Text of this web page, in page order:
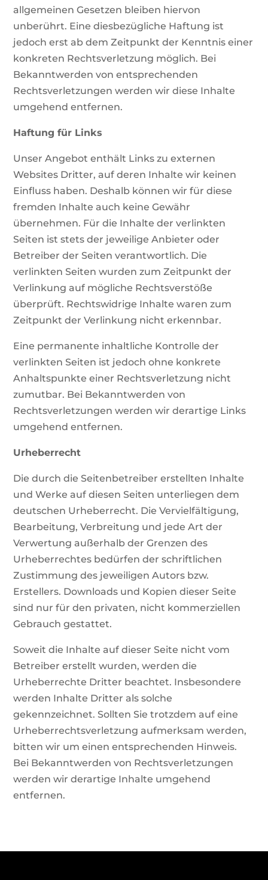
allgemeinen Gesetzen bleiben hiervon
unberührt. Eine diesbezügliche Haftung ist
jedoch erst ab dem Zeitpunkt der Kenntnis einer
konkreten Rechtsverletzung möglich. Bei
Bekanntwerden von entsprechenden
Rechtsverletzungen werden wir diese Inhalte
umgehend entfernen.
Haftung für Links
Unser Angebot enthält Links zu externen
Websites Dritter, auf deren Inhalte wir keinen
Einfluss haben. Deshalb können wir für diese
fremden Inhalte auch keine Gewähr
übernehmen. Für die Inhalte der verlinkten
Seiten ist stets der jeweilige Anbieter oder
Betreiber der Seiten verantwortlich. Die
verlinkten Seiten wurden zum Zeitpunkt der
Verlinkung auf mögliche Rechtsverstöße
überprüft. Rechtswidrige Inhalte waren zum
Zeitpunkt der Verlinkung nicht erkennbar.
Eine permanente inhaltliche Kontrolle der
verlinkten Seiten ist jedoch ohne konkrete
Anhaltspunkte einer Rechtsverletzung nicht
zumutbar. Bei Bekanntwerden von
Rechtsverletzungen werden wir derartige Links
umgehend entfernen.
Urheberrecht
Die durch die Seitenbetreiber erstellten Inhalte
und Werke auf diesen Seiten unterliegen dem
deutschen Urheberrecht. Die Vervielfältigung,
Bearbeitung, Verbreitung und jede Art der
Verwertung außerhalb der Grenzen des
Urheberrechtes bedürfen der schriftlichen
Zustimmung des jeweiligen Autors bzw.
Erstellers. Downloads und Kopien dieser Seite
sind nur für den privaten, nicht kommerziellen
Gebrauch gestattet.
Soweit die Inhalte auf dieser Seite nicht vom
Betreiber erstellt wurden, werden die
Urheberrechte Dritter beachtet. Insbesondere
werden Inhalte Dritter als solche
gekennzeichnet. Sollten Sie trotzdem auf eine
Urheberrechtsverletzung aufmerksam werden,
bitten wir um einen entsprechenden Hinweis.
Bei Bekanntwerden von Rechtsverletzungen
werden wir derartige Inhalte umgehend
entfernen.